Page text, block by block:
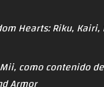
Hearts: Riku, Kairi,
como contenido